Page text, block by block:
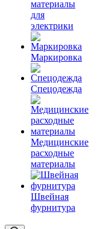
материалы
для
электрики
Маркировка
Спецодежда
Медицинские
расходные
материалы
Швейная
фурнитура